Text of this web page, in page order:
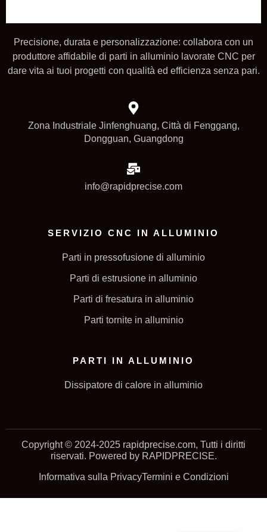
Precisione, durata e personalizzazione: collabora con un
produttore affidabile di parti in alluminio lavorate CNC per
dare vita ai tuoi progetti con qualità ed efficienza senza pari.
Zona Industriale Jinfenghuang, Città di Fenggang,
Dongguan, Guangdong
info@rapidprecise.com
SERVIZIO CNC IN ALLUMINIO
Parti in pressofusione di alluminio
Parti di estrusione in alluminio
Parti di fresatura in alluminio
Parti tornite in alluminio
PARTI IN ALLUMINIO
Dissipatore di calore in alluminio
Copyright © 2024-2025 rapidprecise.com, Tutti i diritti
riservati. Powered by RAPIDPRECISE.
Informativa sulla PrivacyTermini e Condizioni